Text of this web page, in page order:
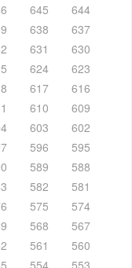
645
644
638
637
631
630
624
623
617
616
610
609
603
602
596
595
589
588
582
581
575
574
568
567
561
560
554
553